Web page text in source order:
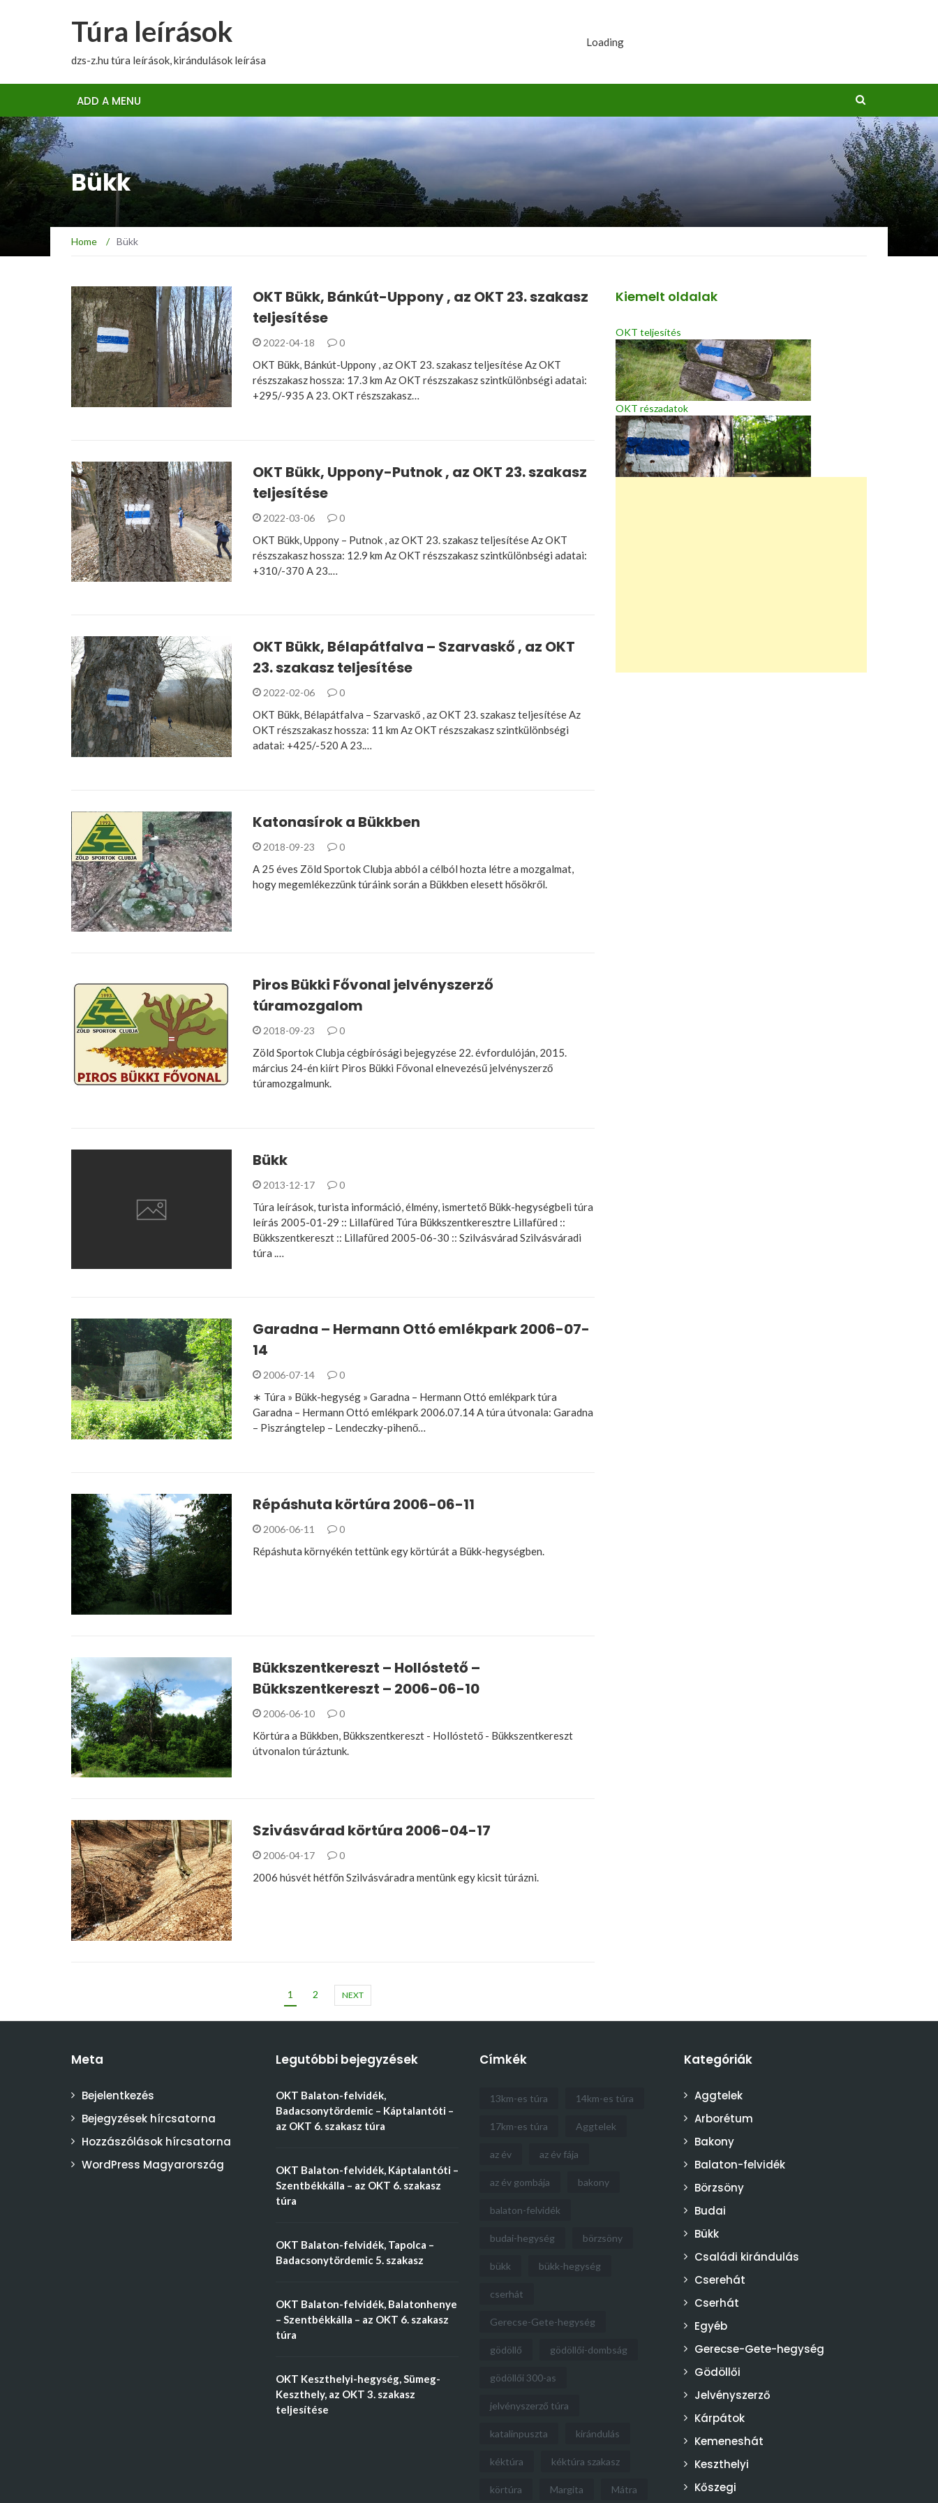
Túra leírások
dzs-z.hu túra leírások, kirándulások leírása
Loading
ADD A MENU
Bükk
Home / Bükk
OKT Bükk, Bánkút-Uppony , az OKT 23. szakasz
teljesítése
2022-04-18 0
OKT Bükk, Bánkút-Uppony , az OKT 23. szakasz teljesítése Az OKT
részszakasz hossza: 17.3 km Az OKT részszakasz szintkülönbségi adatai:
+295/-935 A 23. OKT részszakasz…
OKT Bükk, Uppony-Putnok , az OKT 23. szakasz
teljesítése
2022-03-06 0
OKT Bükk, Uppony – Putnok , az OKT 23. szakasz teljesítése Az OKT
részszakasz hossza: 12.9 km Az OKT részszakasz szintkülönbségi adatai:
+310/-370 A 23.…
OKT Bükk, Bélapátfalva – Szarvaskő , az OKT
23. szakasz teljesítése
2022-02-06 0
OKT Bükk, Bélapátfalva – Szarvaskő , az OKT 23. szakasz teljesítése Az
OKT részszakasz hossza: 11 km Az OKT részszakasz szintkülönbségi
adatai: +425/-520 A 23.…
Katonasírok a Bükkben
2018-09-23 0
A 25 éves Zöld Sportok Clubja abból a célból hozta létre a mozgalmat,
hogy megemlékezzünk túráink során a Bükkben elesett hősökről.
Piros Bükki Fővonal jelvényszerző
túramozgalom
2018-09-23 0
Zöld Sportok Clubja cégbírósági bejegyzése 22. évfordulóján, 2015.
március 24-én kiírt Piros Bükki Fővonal elnevezésű jelvényszerző
túramozgalmunk.
Bükk
2013-12-17 0
Túra leírások, turista információ, élmény, ismertető Bükk-hegységbeli túra
leírás 2005-01-29 :: Lillafüred Túra Bükkszentkeresztre Lillafüred ::
Bükkszentkereszt :: Lillafüred 2005-06-30 :: Szilvásvárad Szilvásváradi
túra .…
Garadna – Hermann Ottó emlékpark 2006-07-
14
2006-07-14 0
∗ Túra » Bükk-hegység » Garadna – Hermann Ottó emlékpark túra
Garadna – Hermann Ottó emlékpark 2006.07.14 A túra útvonala: Garadna
– Piszrángtelep – Lendeczky-pihenő…
Répáshuta körtúra 2006-06-11
2006-06-11 0
Répáshuta környékén tettünk egy körtúrát a Bükk-hegységben.
Bükkszentkereszt – Hollóstető –
Bükkszentkereszt – 2006-06-10
2006-06-10 0
Körtúra a Bükkben, Bükkszentkereszt - Hollóstető - Bükkszentkereszt
útvonalon túráztunk.
Szivásvárad körtúra 2006-04-17
2006-04-17 0
2006 húsvét hétfőn Szilvásváradra mentünk egy kicsit túrázni.
1 2 NEXT
Kiemelt oldalak
OKT teljesítés
OKT részadatok
Meta
Bejelentkezés
Bejegyzések hírcsatorna
Hozzászólások hírcsatorna
WordPress Magyarország
Legutóbbi bejegyzések
OKT Balaton-felvidék,
Badacsonytördemic – Káptalantóti –
az OKT 6. szakasz túra
OKT Balaton-felvidék, Káptalantóti –
Szentbékkálla – az OKT 6. szakasz
túra
OKT Balaton-felvidék, Tapolca –
Badacsonytördemic 5. szakasz
OKT Balaton-felvidék, Balatonhenye
– Szentbékkálla – az OKT 6. szakasz
túra
OKT Keszthelyi-hegység, Sümeg-
Keszthely, az OKT 3. szakasz
teljesítése
Címkék
13km-es túra 14km-es túra
17km-es túra Aggtelek
az év az év fája
az év gombája bakony
balaton-felvidék
budai-hegység börzsöny
bükk bükk-hegység
cserhát
Gerecse-Gete-hegység
gödöllő gödöllői-dombság
gödöllői 300-as
jelvényszerző túra
katalinpuszta kirándulás
kéktúra kéktúra szakasz
körtúra Margita Mátra
Kategóriák
Aggtelek
Arborétum
Bakony
Balaton-felvidék
Börzsöny
Budai
Bükk
Családi kirándulás
Cserehát
Cserhát
Egyéb
Gerecse-Gete-hegység
Gödöllői
Jelvényszerző
Kárpátok
Kemeneshát
Keszthelyi
Kőszegi